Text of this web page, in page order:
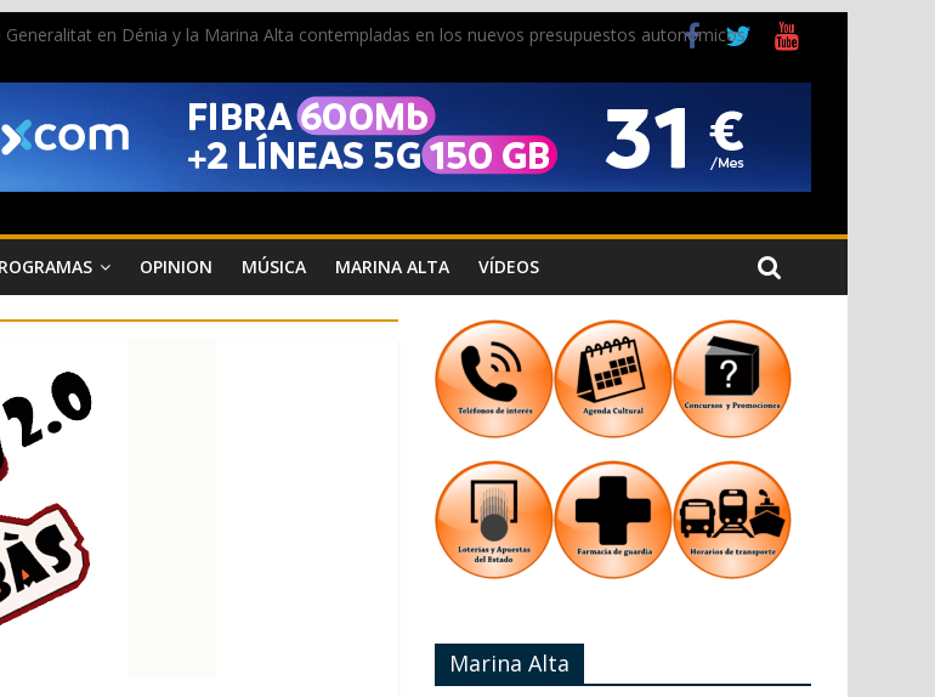
en Dénia y la Marina Alta contempladas en los nuevos presupuestos autonómicos
a figuras nacionales e internacionales en los Jardins de Torrecremada
la ciudad y dan inicio a las fiestas en Dénia
de la fiesta sin alcohol
OPINION MÚSICA MARINA ALTA VÍDEOS
Marina Alta